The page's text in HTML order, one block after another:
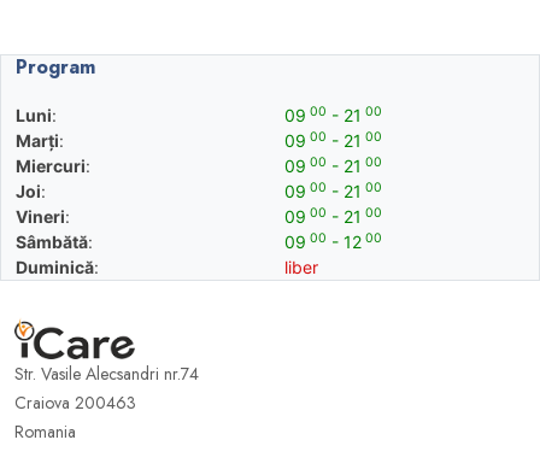
Program
Luni:
Marți:
Miercuri:
Joi:
Vineri:
Sâmbătă:
Duminică:
09 00 - 21 00
09 00 - 21 00
09 00 - 21 00
09 00 - 21 00
09 00 - 21 00
09 00 - 12 00
liber
Str. Vasile Alecsandri nr.74
Craiova 200463
Romania